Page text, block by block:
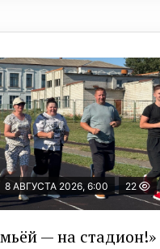
8 АВГУСТА 2026, 6:00 22
— на стадион!»